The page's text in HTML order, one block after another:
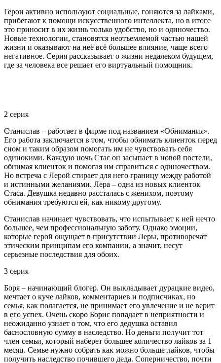
Герои активно используют социальные, гоняются за лайками,
прибегают к помощи искусственного интеллекта, но в итоге
это приносит в их жизнь только удобство, но и одиночество.
Новые технологии, становятся неотъемлемой частью нашей
жизни и оказывают на неё всё большее влияние, чаще всего
негативное. Серия рассказывает о жизни недалеком будущем,
где за человека все решает его виртуальный помощник.
2 серия
Станислав – работает в фирме под названием «Обнимания».
Его работа заключается в том, чтобы обнимать клиенток перед
сном и таким образом помогать им не чувствовать себя
одинокими. Каждую ночь Стас он засыпает в новой постели,
обнимая клиенток и помогая им справиться с одиночеством.
Но встреча с Лерой стирает для него границу между работой
и истинными желаниями. Лера – одна из новых клиенток
Стаса. Девушка недавно рассталась с женихом, поэтому
обнимания требуются ей, как никому другому.
Станислав начинает чувствовать, что испытывает к ней нечто
большее, чем профессиональную заботу. Однако эмоции,
которые герой ощущает в присутствии Леры, противоречат
этическим принципам его компании, а значит, несут
серьезные последствия для обоих.
3 серия
Боря – начинающий блогер. Он выкладывает дурацкие видео,
мечтает о куче лайков, комментариев и подписчиках, но
семья, как полагается, не принимает его увлечение и не верит
в его успех. Очень скоро Борис попадает в неприятности и
неожиданно узнает о том, что его дедушка оставил
баснословную сумму в наследство. Но деньги получит тот
член семьи, который наберет большее количество лайков за 1
месяц. Семье нужно собрать как можно больше лайков, чтобы
получить наследство почившего деда. Соперничество, почти